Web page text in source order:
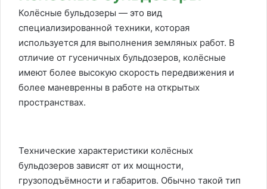
Колёсные бульдозеры — это вид
специализированной техники, которая
используется для выполнения земляных работ. В
отличие от гусеничных бульдозеров, колёсные
имеют более высокую скорость передвижения и
более маневренны в работе на открытых
пространствах.
Технические характеристики колёсных
бульдозеров зависят от их мощности,
грузоподъёмности и габаритов. Обычно такой тип